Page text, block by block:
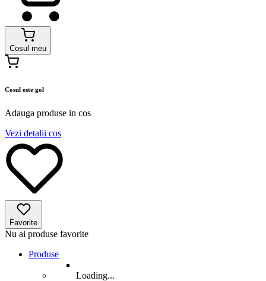
Cosul meu
Cosul este gol
Adauga produse in cos
Vezi detalii cos
Favorite
Nu ai produse favorite
Produse
Loading...